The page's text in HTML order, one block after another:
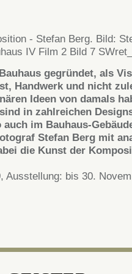
gegründet, als
Handwerk und nicht
Ideen von damals
in zahlreichen
im Bauhaus-
Stefan Berg mit
die Kunst der
Ausstellung: bis 30.